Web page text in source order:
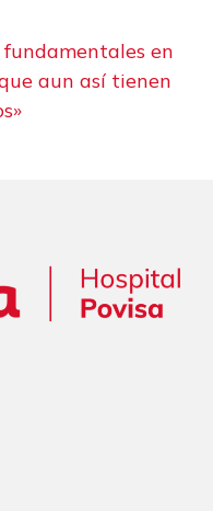
en
aun así tienen